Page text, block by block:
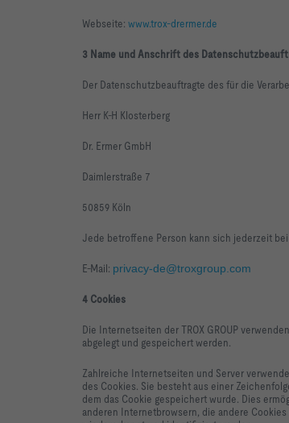
Webseite: www.trox-drermer.de
3 Name und Anschrift des
Der Datenschutzbeauftragte des für die
Herr K-H Klosterberg
Dr. Ermer GmbH
Daimlerstraße 7
50859 Köln
Jede betroffene Person kann sich jederzeit
E-Mail: privacy-de@troxgroup.com
4 Cookies
Die Internetseiten der TROX GROUP
abgelegt und gespeichert werden.
Zahlreiche Internetseiten und Server
des Cookies. Sie besteht aus einer
dem das Cookie gespeichert wurde. Dies
anderen Internetbrowsern, die andere